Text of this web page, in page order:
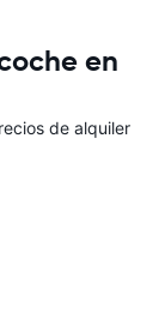
en
de alquiler